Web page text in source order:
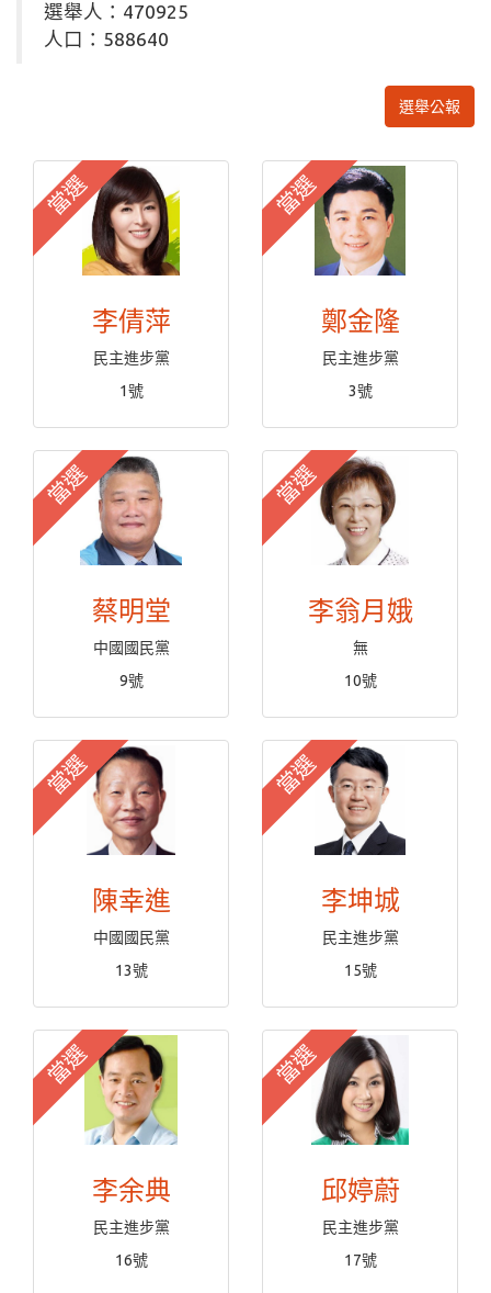
選舉人：470925
人口：588640
選舉公報
當選
李倩萍
民主進步黨
1號
當選
鄭金隆
民主進步黨
3號
當選
蔡明堂
中國國民黨
9號
當選
李翁月娥
無
10號
當選
陳幸進
中國國民黨
13號
當選
李坤城
民主進步黨
15號
當選
李余典
民主進步黨
16號
當選
邱婷蔚
民主進步黨
17號